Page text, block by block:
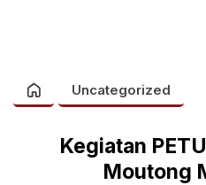
Uncategorized
Kegiatan
Moutong